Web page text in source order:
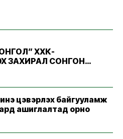
ХХК-
ЗАХИРАЛ СОНГОН
ЗАР
цэвэрлэх байгууламж
ашиглалтад орно